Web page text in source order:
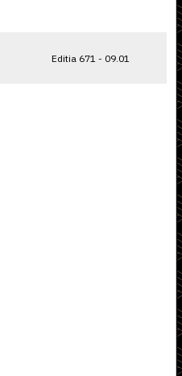
Editia 671 - 09.01